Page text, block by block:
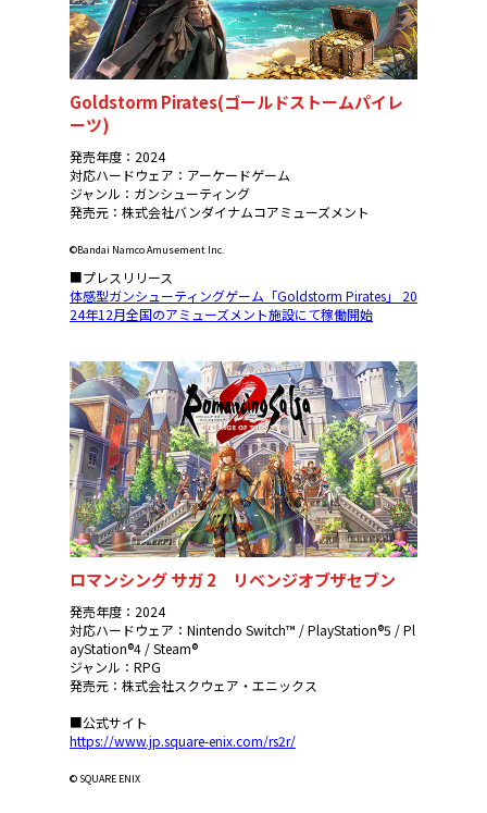
Goldstorm Pirates(ゴールドストームパイレ
ーツ)
発売年度：2024
対応ハードウェア：アーケードゲーム
ジャンル：ガンシューティング
発売元：株式会社バンダイナムコアミューズメント
©Bandai Namco Amusement Inc.
■プレスリリース
体感型ガンシューティングゲーム「Goldstorm Pirates」 20
24年12月全国のアミューズメント施設にて稼働開始
ロマンシング サガ 2 リベンジオブザセブン
発売年度：2024
対応ハードウェア：Nintendo Switch™ / PlayStation®5 / Pl
ayStation®4 / Steam®
ジャンル：RPG
発売元：株式会社スクウェア・エニックス
■公式サイト
https://www.jp.square-enix.com/rs2r/
© SQUARE ENIX